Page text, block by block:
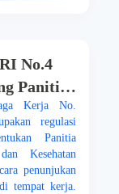
No.4
Panitia
dan
Ahli
Kerja No.
regulasi
Panitia
Kesehatan
penunjukan
tempat kerja.